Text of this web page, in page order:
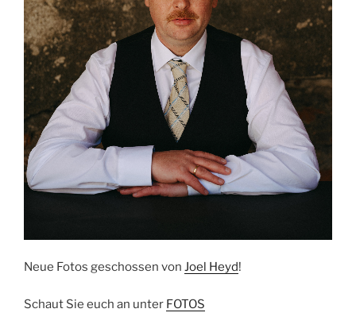
Neue Fotos geschossen von Joel Heyd!
Schaut Sie euch an unter FOTOS